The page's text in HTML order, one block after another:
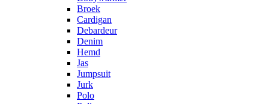
Broek
Cardigan
Debardeur
Denim
Hemd
Jas
Jumpsuit
Jurk
Polo